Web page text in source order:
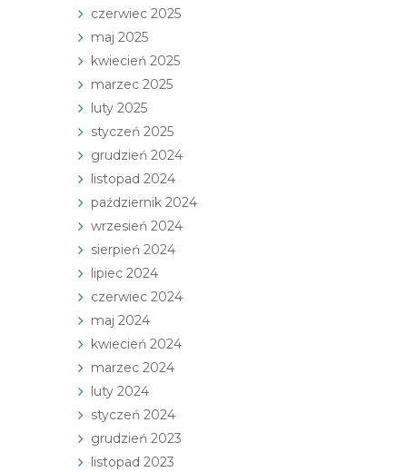
czerwiec 2025
maj 2025
kwiecień 2025
marzec 2025
luty 2025
styczeń 2025
grudzień 2024
listopad 2024
październik 2024
wrzesień 2024
sierpień 2024
lipiec 2024
czerwiec 2024
maj 2024
kwiecień 2024
marzec 2024
luty 2024
styczeń 2024
grudzień 2023
listopad 2023